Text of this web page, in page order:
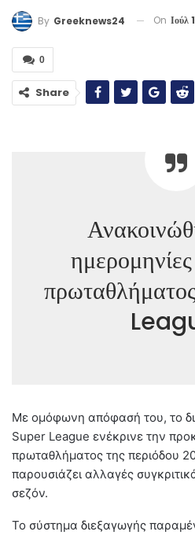
By Greeknews24 On Ιούλ
0
Share
Με ομόφωνη απόφασή του, το
Super League ενέκρινε την
πρωταθλήματος της περιόδου
παρουσιάζει αλλαγές
σεζόν.
Το σύστημα διεξαγωγής